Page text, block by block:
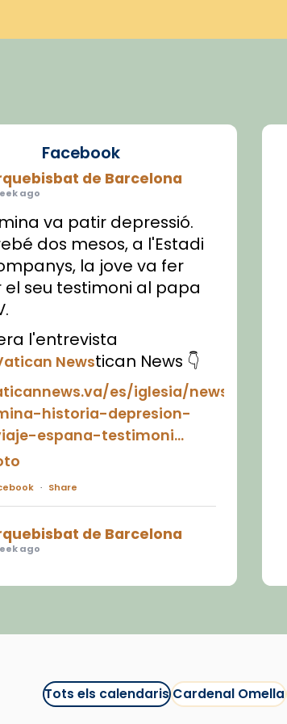
Facebook
de Barcelona
ago
va patir depressió.
dos mesos, a l'Estadi
la jove va fer
seu testimoni al papa
l'entrevista
Newstican News 👇
es/iglesia/news/2026-
historia-depresion-
espana-testimoni...
· Share
de Barcelona
ago
missa de Les Santes de
Tots els calendarisCardenal Omella